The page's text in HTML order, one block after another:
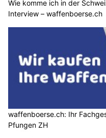
Wie komme ich in der
Interview – waffenboerse.ch
waffenboerse.ch: Ihr
Pfungen ZH